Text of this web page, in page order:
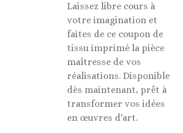
Laissez libre cours à
votre imagination et
faites de ce coupon de
tissu imprimé la pièce
maîtresse de vos
réalisations. Disponible
dès maintenant, prêt à
transformer vos idées
en œuvres d'art.